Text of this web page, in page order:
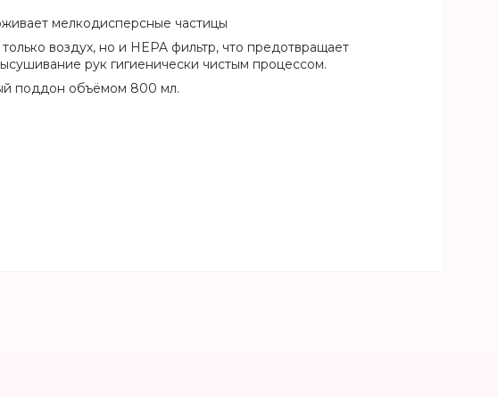
мелкодисперсные частицы
воздух, но и HEPA фильтр, что предотвращает
рук гигиенически чистым процессом.
поддон объёмом 800 мл.